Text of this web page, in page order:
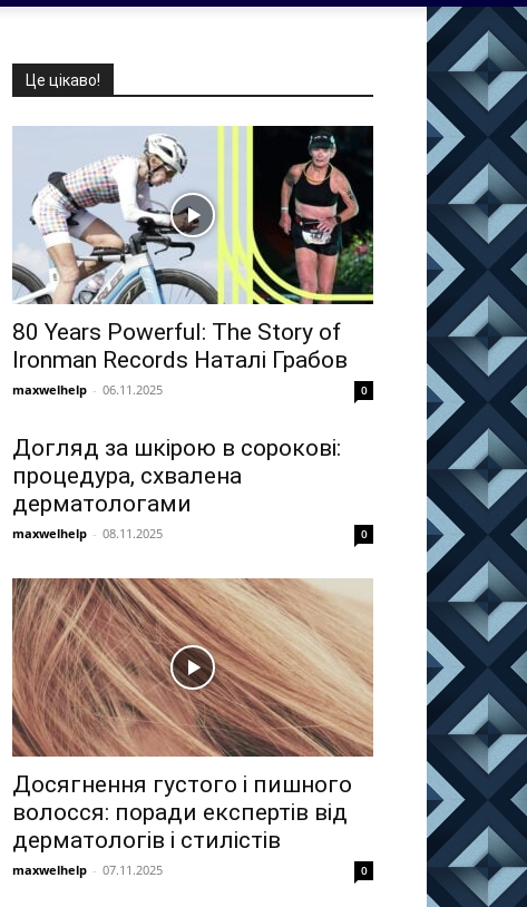
Це цікаво!
80 Years Powerful: The Story of
Ironman Records Наталі Грабов
maxwelhelp - 06.11.2025 0
Догляд за шкірою в сорокові:
процедура, схвалена
дерматологами
maxwelhelp - 08.11.2025 0
Досягнення густого і пишного
волосся: поради експертів від
дерматологів і стилістів
maxwelhelp - 07.11.2025 0